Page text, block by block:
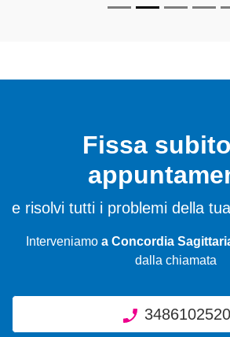
Fissa
e risolvi tutti i problemi della
Interveniamo a Concordia
dalla chiamata
3486102520